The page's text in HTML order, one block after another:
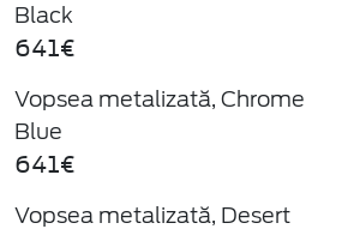
Black
641€
Vopsea metalizată, Chrome
Blue
641€
Vopsea metalizată, Desert